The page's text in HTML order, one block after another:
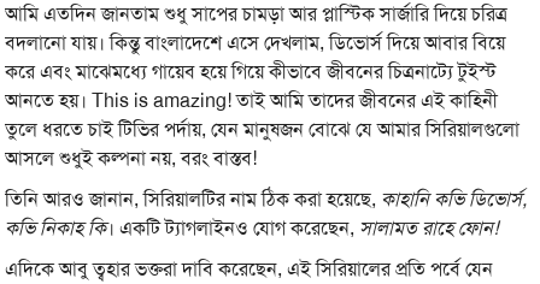
আমি এতদিন জানতাম শুধু সাপের চামড়া আর প্লাস্টিক সার্জারি দিয়ে চরিত্র
বদলানো যায়। কিন্তু বাংলাদেশে এসে দেখলাম, ডিভোর্স দিয়ে আবার বিয়ে
করে এবং মাঝেমধ্যে গায়েব হয়ে গিয়ে কীভাবে জীবনের চিত্রনাট্যে টুইস্ট
আনতে হয়। This is amazing! তাই আমি তাদের জীবনের এই কাহিনী
তুলে ধরতে চাই টিভির পর্দায়, যেন মানুষজন বোঝে যে আমার সিরিয়ালগুলো
আসলে শুধুই কল্পনা নয়, বরং বাস্তব!
তিনি আরও জানান, সিরিয়ালটির নাম ঠিক করা হয়েছে, কাহানি কভি ডিভোর্স,
কভি নিকাহ কি। একটি ট্যাগলাইনও যোগ করেছেন, সালামত রাহে ফোন!
এদিকে আবু ত্বহার ভক্তরা দাবি করেছেন, এই সিরিয়ালের প্রতি পর্বে যেন